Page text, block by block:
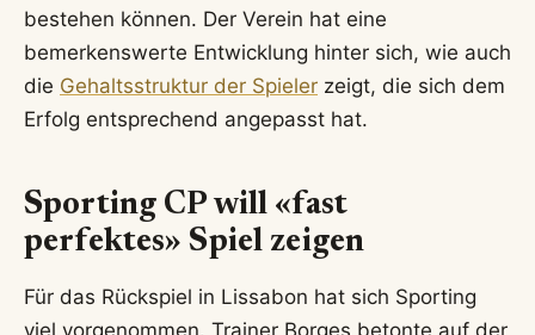
bestehen können. Der Verein hat eine
bemerkenswerte Entwicklung hinter sich, wie auch
die Gehaltsstruktur der Spieler zeigt, die sich dem
Erfolg entsprechend angepasst hat.
Sporting CP will «fast
perfektes» Spiel zeigen
Für das Rückspiel in Lissabon hat sich Sporting